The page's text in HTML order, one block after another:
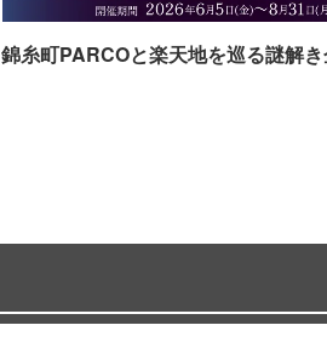
錦糸町PARCOと楽天地を巡る謎解き